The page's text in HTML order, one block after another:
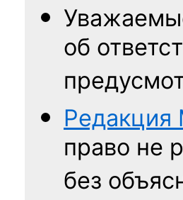
об
Редакция
право не
без